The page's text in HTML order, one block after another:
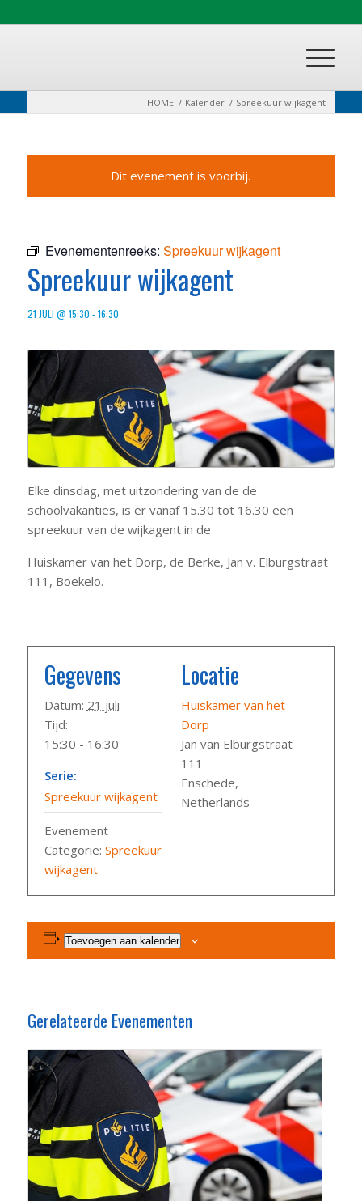
HOME / Kalender / Spreekuur wijkagent
Dit evenement is voorbij.
Evenementenreeks: Spreekuur wijkagent
Spreekuur wijkagent
21 JULI @ 15:30 -16:30
Elke dinsdag, met uitzondering van de de
schoolvakanties, is er vanaf 15.30 tot 16.30 een
spreekuur van de wijkagent in de
Huiskamer van het Dorp, de Berke, Jan v. Elburgstraat
111, Boekelo.
Gegevens
Datum: 21 juli
Tijd:
15:30 - 16:30
Serie:
Spreekuur wijkagent
Evenement
Categorie: Spreekuur
wijkagent
Locatie
Huiskamer van het
Dorp
Jan van Elburgstraat
111
Enschede,
Netherlands
Toevoegen aan kalender
Gerelateerde Evenementen